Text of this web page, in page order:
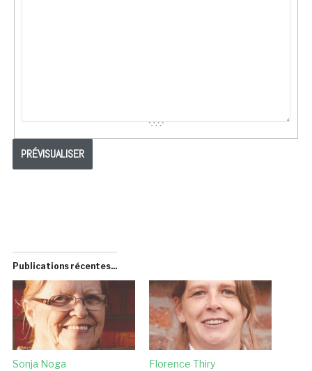
Publications récentes...
Sonja Noga Florence Thiry